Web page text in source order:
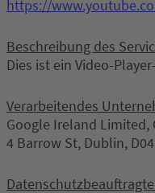
https://
Beschreibung des
Dies ist ein Video-
Verarbeitendes
Google Ireland
4 Barrow St, Dublin,